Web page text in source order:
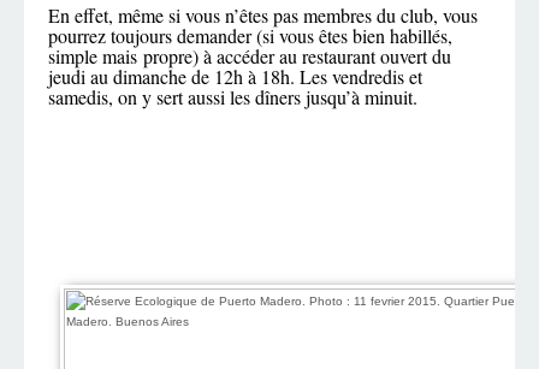
En effet, même si vous n’êtes pas membres du club, vous
pourrez toujours demander (si vous êtes bien habillés,
simple mais propre) à accéder au restaurant ouvert du
jeudi au dimanche de 12h à 18h. Les vendredis et
samedis, on y sert aussi les dîners jusqu’à minuit.